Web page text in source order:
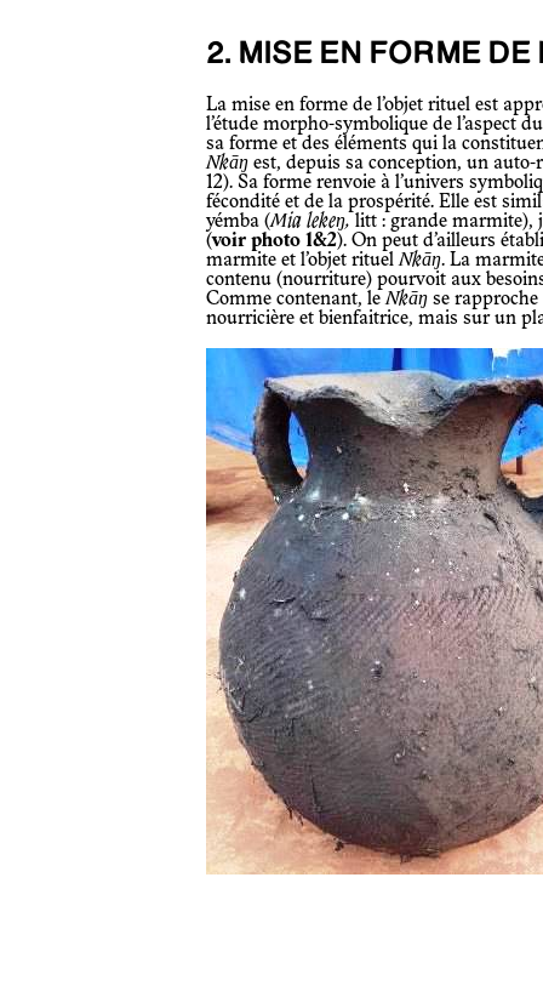
2. MISE EN FORME
La mise en forme de l’objet rituel est appréhendée depuis sa conception. Ainsi,
l’étude morpho-symbolique de l’aspect
sa forme et des éléments qui la
Nkāŋ est, depuis sa conception, un
12). Sa forme renvoie à l’univers
fécondité et de la prospérité. Elle est
yémba (Mia lekeŋ, litt : grande marmite),
(voir photo 1&2). On peut d’ailleurs
marmite et l’objet rituelNkāŋ. La
contenu (nourriture) pourvoit aux
Comme contenant, leNkāŋ se
nourricière et bienfaitrice, mais sur un